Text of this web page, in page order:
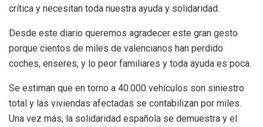
crítica y necesitan toda nuestra ayuda y solidaridad.
Desde este diario queremos agradecer este gran gesto
porque cientos de miles de valencianos han perdido
coches, enseres, y lo peor familiares y toda ayuda es poca.
Se estiman que en torno a 40.000 vehículos son siniestro
total y las viviendas afectadas se contabilizan por miles.
Una vez más, la solidaridad española se demuestra y el